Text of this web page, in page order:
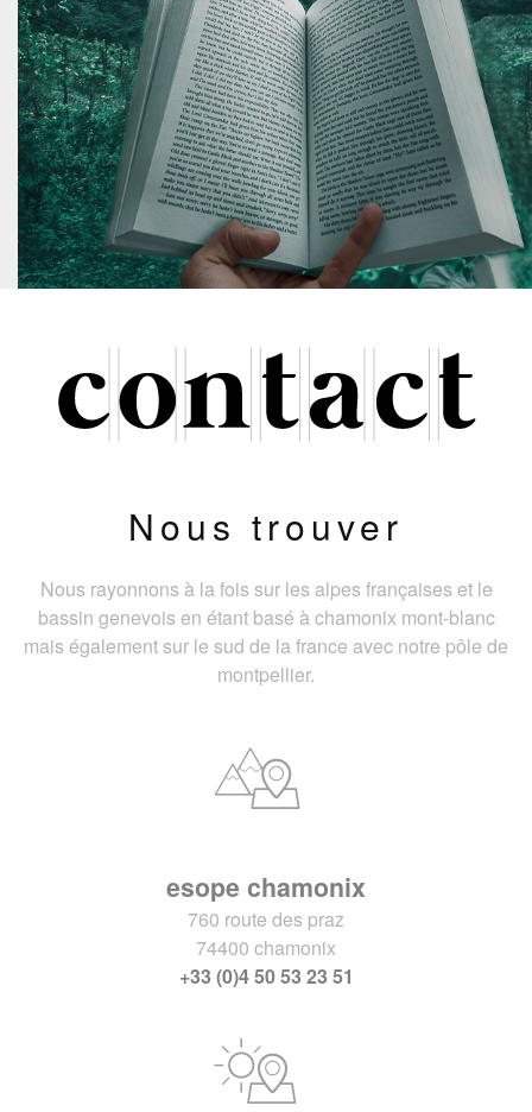
Nous trouver
Nous rayonnons à la fois sur les alpes françaises et le
bassin genevois en étant basé à chamonix mont-blanc
mais également sur le sud de la france avec notre pôle de
montpellier.
esope chamonix
760 route des praz
74400 chamonix
+33 (0)4 50 53 23 51